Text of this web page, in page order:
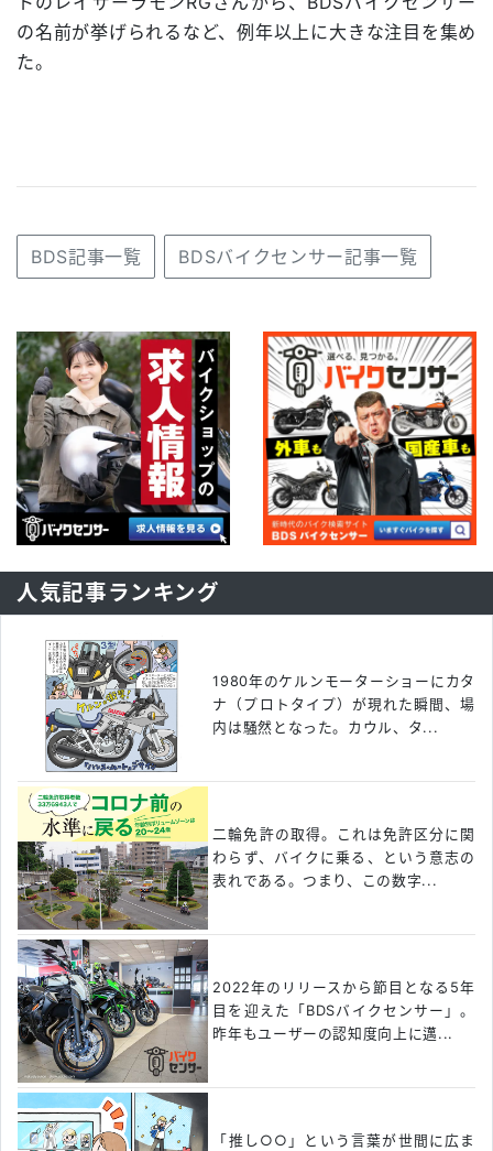
の名前が挙げられるなど、例年以上に大きな注目を集め
た。
BDS記事一覧 BDSバイクセンサー記事一覧
人気記事ランキング
1980年のケルンモーターショーにカタ
ナ（プロトタイプ）が現れた瞬間、場
内は騒然となった。カウル、タ...
二輪免許の取得。これは免許区分に関
わらず、バイクに乗る、という意志の
表れである。つまり、この数字...
2022年のリリースから節目となる5年
目を迎えた「BDSバイクセンサー」。
昨年もユーザーの認知度向上に邁...
「推し○○」という言葉が世間に広ま